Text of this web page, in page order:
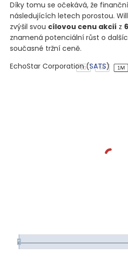
Díky tomu se očekává, že
následujících letech porostou.
zvýšil svou cílovou cenu akcií z
znamená potenciální růst o
současné tržní ceně.
EchoStar Corporation(SATS)